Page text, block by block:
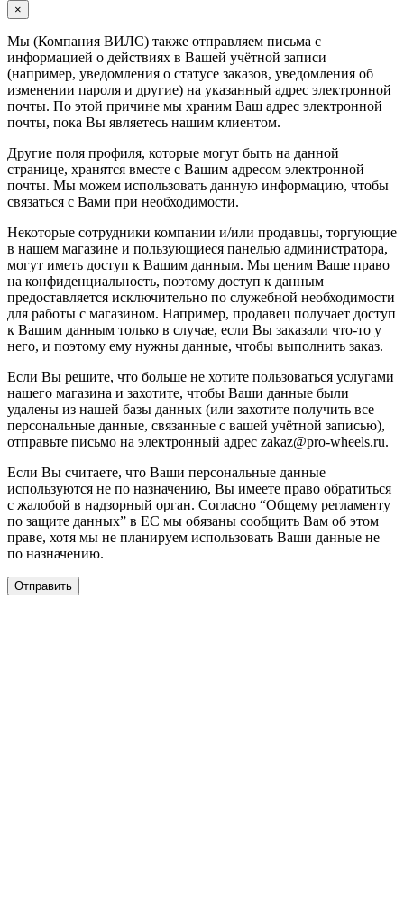
×
Мы (Компания ВИЛС) также отправляем письма с
информацией о действиях в Вашей учётной записи
(например, уведомления о статусе заказов, уведомления об
изменении пароля и другие) на указанный адрес электронной
почты. По этой причине мы храним Ваш адрес электронной
почты, пока Вы являетесь нашим клиентом.
Другие поля профиля, которые могут быть на данной
странице, хранятся вместе с Вашим адресом электронной
почты. Мы можем использовать данную информацию, чтобы
связаться с Вами при необходимости.
Некоторые сотрудники компании и/или продавцы, торгующие
в нашем магазине и пользующиеся панелью администратора,
могут иметь доступ к Вашим данным. Мы ценим Ваше право
на конфиденциальность, поэтому доступ к данным
предоставляется исключительно по служебной необходимости
для работы с магазином. Например, продавец получает доступ
к Вашим данным только в случае, если Вы заказали что-то у
него, и поэтому ему нужны данные, чтобы выполнить заказ.
Если Вы решите, что больше не хотите пользоваться услугами
нашего магазина и захотите, чтобы Ваши данные были
удалены из нашей базы данных (или захотите получить все
персональные данные, связанные с вашей учётной записью),
отправьте письмо на электронный адрес zakaz@pro-wheels.ru.
Если Вы считаете, что Ваши персональные данные
используются не по назначению, Вы имеете право обратиться
с жалобой в надзорный орган. Согласно “Общему регламенту
по защите данных” в ЕС мы обязаны сообщить Вам об этом
праве, хотя мы не планируем использовать Ваши данные не
по назначению.
Отправить